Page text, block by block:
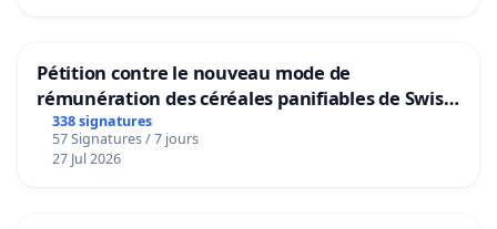
Pétition contre le nouveau mode de
rémunération des céréales panifiables de Swiss
granum basé sur la teneur en protéines
338 signatures
57 Signatures / 7 jours
27 Jul 2026